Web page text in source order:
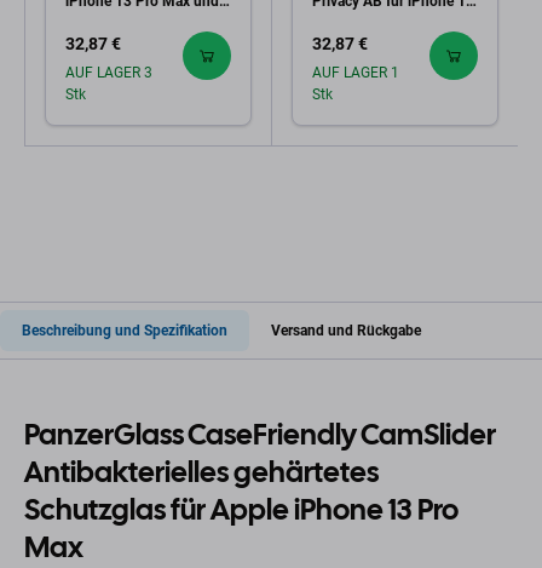
32,87 €
AUF LAGER 3
Stk
schwarz
32,87 €
AUF LAGER 1
Stk
Beschreibung und Spezifikation Versand und Rückgabe
PanzerGlass CaseFriendly CamSlider
Antibakterielles gehärtetes
Schutzglas für Apple iPhone 13 Pro
Max